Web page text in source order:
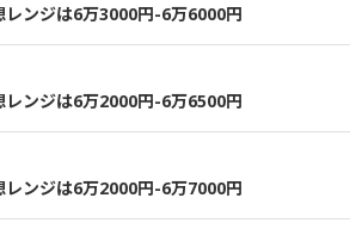
レンジは6万3000円-6万6000円
レンジは6万2000円-6万6500円
レンジは6万2000円-6万7000円